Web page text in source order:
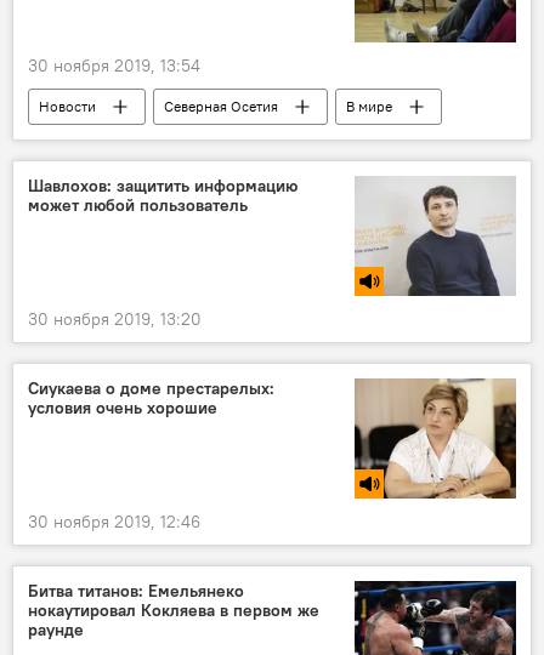
30 ноября 2019, 13:54
Новости Северная Осетия
В мире
Культура
Шавлохов: защитить информацию
может любой пользователь
30 ноября 2019, 13:20
Сиукаева о доме престарелых:
условия очень хорошие
30 ноября 2019, 12:46
Битва титанов: Емельянеко
нокаутировал Кокляева в первом же
раунде